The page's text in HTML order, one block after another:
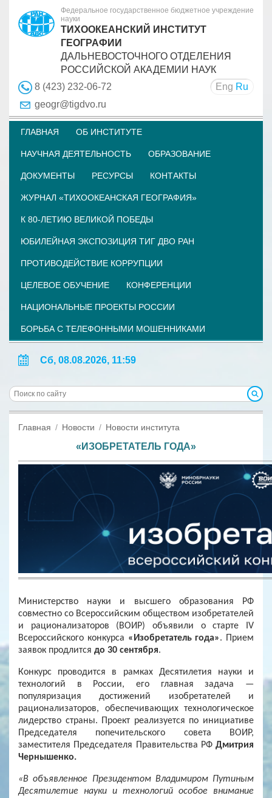
Федеральное государственное бюджетное учреждение
науки
ТИХООКЕАНСКИЙ ИНСТИТУТ
ГЕОГРАФИИ
ДАЛЬНЕВОСТОЧНОГО ОТДЕЛЕНИЯ
РОССИЙСКОЙ АКАДЕМИИ НАУК
8 (423) 232-06-72
Eng Ru
geogr@tigdvo.ru
ГЛАВНАЯ ОБ ИНСТИТУТЕ
НАУЧНАЯ ДЕЯТЕЛЬНОСТЬ ОБРАЗОВАНИЕ
ДОКУМЕНТЫ РЕСУРСЫ КОНТАКТЫ
ЖУРНАЛ «ТИХООКЕАНСКАЯ ГЕОГРАФИЯ»
К 80-ЛЕТИЮ ВЕЛИКОЙ ПОБЕДЫ
ЮБИЛЕЙНАЯ ЭКСПОЗИЦИЯ ТИГ ДВО РАН
ПРОТИВОДЕЙСТВИЕ КОРРУПЦИИ
ЦЕЛЕВОЕ ОБУЧЕНИЕ КОНФЕРЕНЦИИ
НАЦИОНАЛЬНЫЕ ПРОЕКТЫ РОССИИ
БОРЬБА С ТЕЛЕФОННЫМИ МОШЕННИКАМИ
Сб, 08.08.2026, 11:59
Главная Новости Новости института
«ИЗОБРЕТАТЕЛЬ ГОДА»
Министерство науки и высшего образования РФ
совместно со Всероссийским обществом изобретателей
и рационализаторов (ВОИР) объявили о старте IV
Всероссийского конкурса «Изобретатель года». Прием
заявок продлится до 30 сентября.
Конкурс проводится в рамках Десятилетия науки и
технологий в России, его главная задача —
популяризация достижений изобретателей и
рационализаторов, обеспечивающих технологическое
лидерство страны. Проект реализуется по инициативе
Председателя попечительского совета ВОИР,
заместителя Председателя Правительства РФ Дмитрия
Чернышенко.
«В объявленное Президентом Владимиром Путиным
Десятилетие науки и технологий особое внимание